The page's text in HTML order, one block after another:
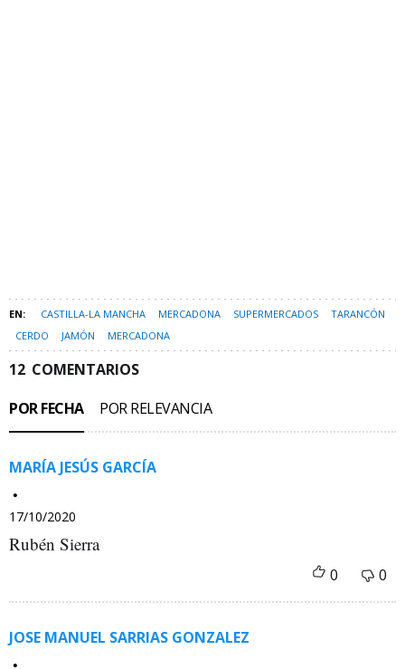
CASTILLA-LA MANCHA MERCADONA SUPERMERCADOS
TARANCÓN
CERDO
JAMÓN MERCADONA
12 COMENTARIOS
POR FECHA
POR RELEVANCIA
MARÍA JESÚS GARCÍA
17/10/2020
Rubén Sierra
JOSE MANUEL SARRIAS GONZALEZ